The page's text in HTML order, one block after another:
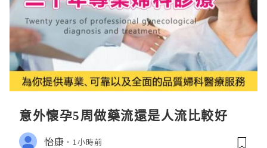
意外懷孕5周做藥流還是人流比較好
怡康 1小時前